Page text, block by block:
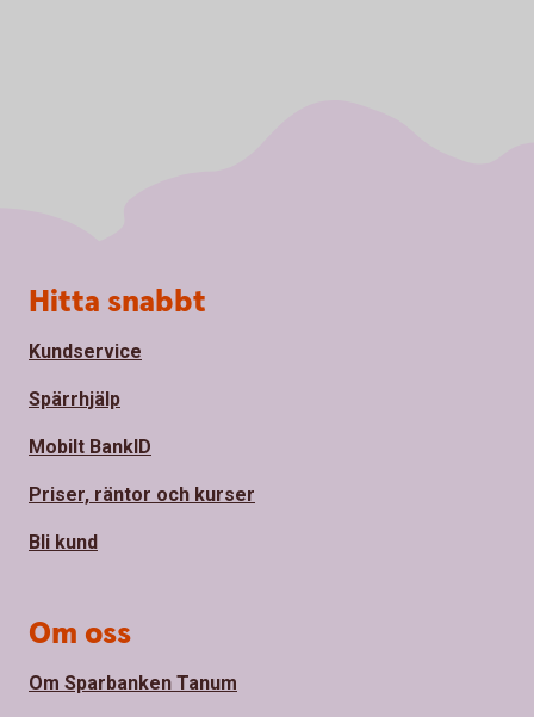
Sidfot
Hitta snabbt
Kundservice
Spärrhjälp
Mobilt BankID
Priser, räntor och kurser
Bli kund
Om oss
Om Sparbanken Tanum